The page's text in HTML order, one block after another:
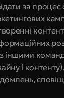
за процес
іншими
і